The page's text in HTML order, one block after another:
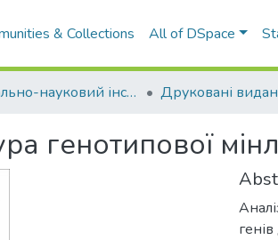
& Collections All of DSpace
Навчально-науковий інститут агротехнологій, селекції та екології
генотипової